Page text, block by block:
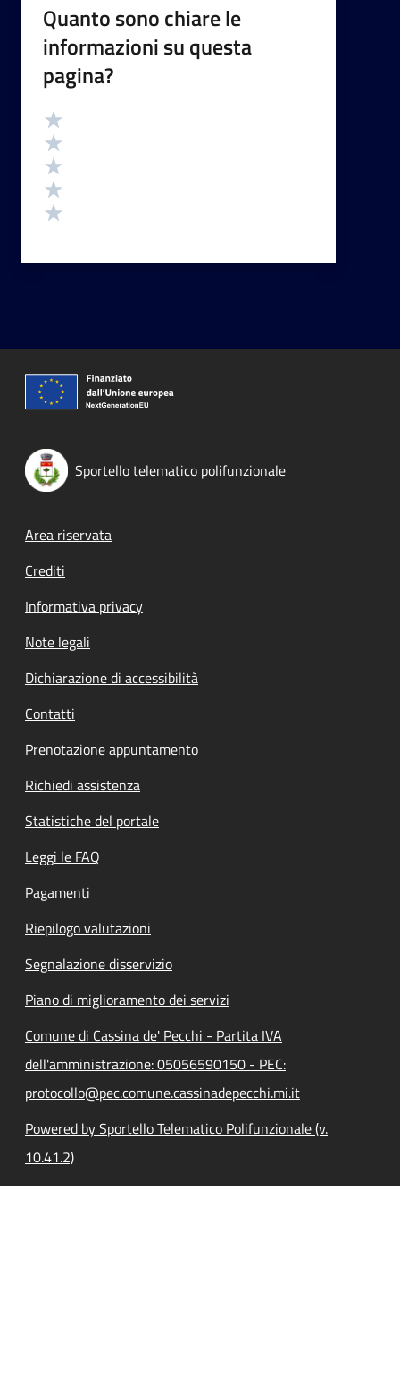
Quanto sono chiare le
informazioni su questa
pagina?
Valutazione
Sportello telematico polifunzionale
Footer menu
Area riservata
Crediti
Informativa privacy
Note legali
Dichiarazione di accessibilità
Contatti
Prenotazione appuntamento
Richiedi assistenza
Statistiche del portale
Leggi le FAQ
Pagamenti
Riepilogo valutazioni
Segnalazione disservizio
Piano di miglioramento dei servizi
Comune di Cassina de' Pecchi - Partita IVA
dell'amministrazione: 05056590150 - PEC:
protocollo@pec.comune.cassinadepecchi.mi.it
Powered by Sportello Telematico Polifunzionale (v.
10.41.2)